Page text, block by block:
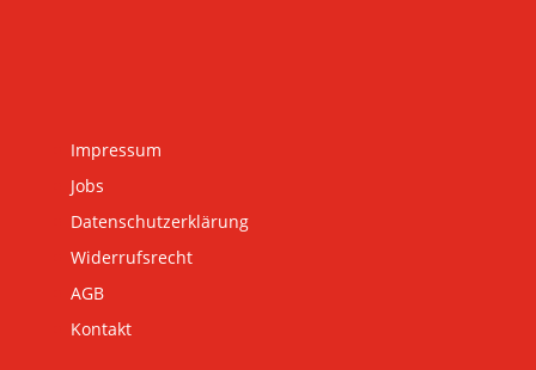
Impressum
Jobs
Datenschutzerklärung
Widerrufsrecht
AGB
Kontakt